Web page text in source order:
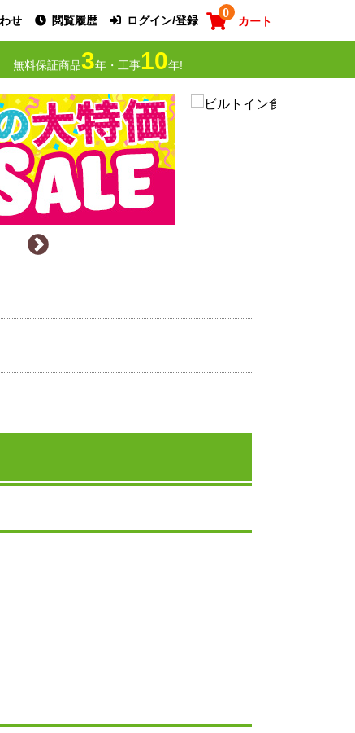
せ 閲覧履歴 ログイン/登録
0
カート
無料保証商品3年・工事10年!